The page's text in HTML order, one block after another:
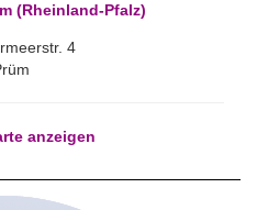
(Rheinland-Pfalz)
4
anzeigen